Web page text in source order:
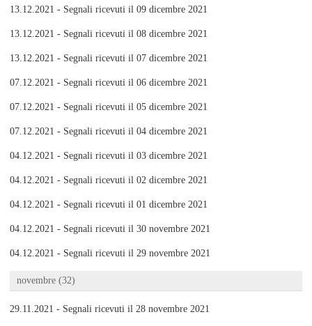
13.12.2021 - Segnali ricevuti il 09 dicembre 2021
13.12.2021 - Segnali ricevuti il 08 dicembre 2021
13.12.2021 - Segnali ricevuti il 07 dicembre 2021
07.12.2021 - Segnali ricevuti il 06 dicembre 2021
07.12.2021 - Segnali ricevuti il 05 dicembre 2021
07.12.2021 - Segnali ricevuti il 04 dicembre 2021
04.12.2021 - Segnali ricevuti il 03 dicembre 2021
04.12.2021 - Segnali ricevuti il 02 dicembre 2021
04.12.2021 - Segnali ricevuti il 01 dicembre 2021
04.12.2021 - Segnali ricevuti il 30 novembre 2021
04.12.2021 - Segnali ricevuti il 29 novembre 2021
novembre (32)
29.11.2021 - Segnali ricevuti il 28 novembre 2021